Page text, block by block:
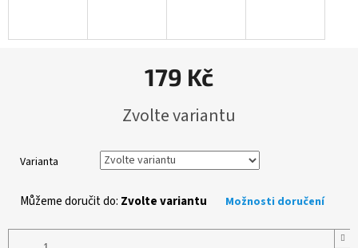
179 Kč
cena:
Zvolte variantu
Varianta
Můžeme doručit do: Zvolte variantu Možnosti doručení